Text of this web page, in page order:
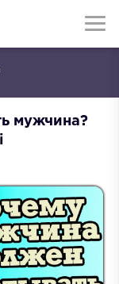
мужчина?